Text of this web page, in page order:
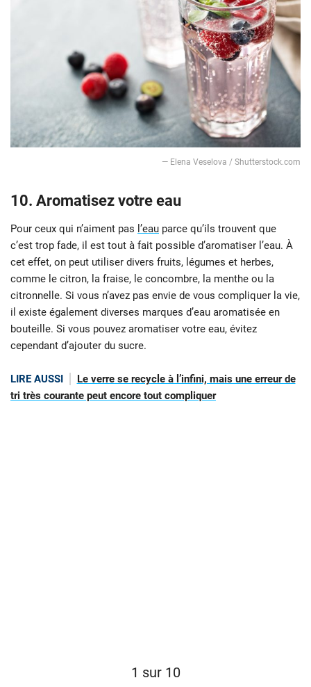
— Elena Veselova / Shutterstock.com
10. Aromatisez votre eau
Pour ceux qui n’aiment pas l’eau parce qu’ils trouvent que
c’est trop fade, il est tout à fait possible d’aromatiser l’eau. À
cet effet, on peut utiliser divers fruits, légumes et herbes,
comme le citron, la fraise, le concombre, la menthe ou la
citronnelle. Si vous n’avez pas envie de vous compliquer la vie,
il existe également diverses marques d’eau aromatisée en
bouteille. Si vous pouvez aromatiser votre eau, évitez
cependant d’ajouter du sucre.
LIRE AUSSI
Le verre se recycle à l’infini, mais une erreur de
tri très courante peut encore tout compliquer
1 sur 10